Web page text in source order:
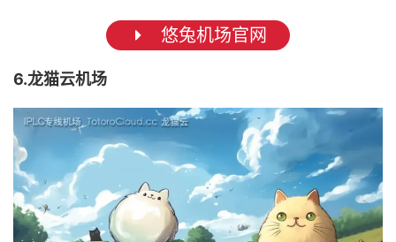
悠兔机场官网
6.龙猫云机场